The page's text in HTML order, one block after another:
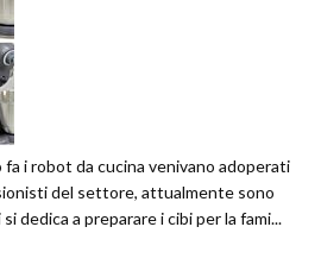
i robot da cucina venivano adoperati
del settore, attualmente sono
dedica a preparare i cibi per la fami...